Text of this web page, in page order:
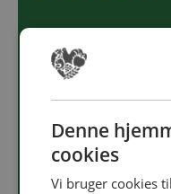
Lantmännen
Denne
cookies
Vi bruger cookies